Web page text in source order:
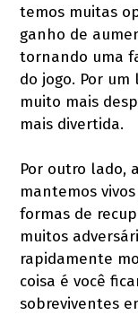
temos muitas
ganho de
tornando uma
do jogo. Por
muito mais
mais divertida.
Por outro lado,
mantemos
formas de
muitos
rapidamente
coisa é você
sobreviventes